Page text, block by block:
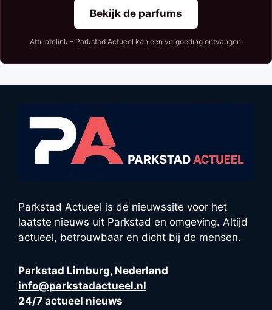
Bekijk de parfums
Affiliatelink – Parkstad Actueel kan een vergoeding ontvangen.
Parkstad Actueel is dé nieuwssite voor het
laatste nieuws uit Parkstad en omgeving. Altijd
actueel, betrouwbaar en dicht bij de mensen.
Parkstad Limburg, Nederland
info@parkstadactueel.nl
24/7 actueel nieuws